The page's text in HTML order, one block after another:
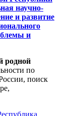
научно-
и развитие
и
родной
по
поиск